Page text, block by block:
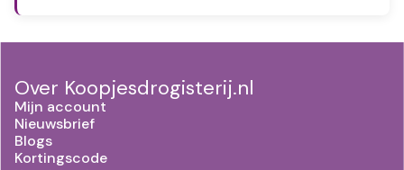
Over Koopjesdrogisterij.nl
Mijn account
Nieuwsbrief
Blogs
Kortingscode